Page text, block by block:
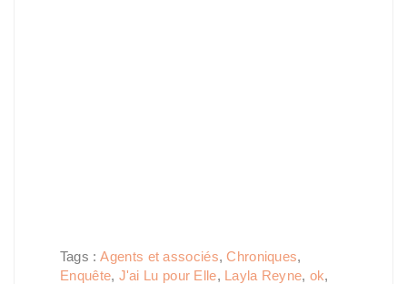
Tags :Agents et associés,Chroniques,
Enquête, J'ai Lu pour Elle, Layla Reyne, ok,